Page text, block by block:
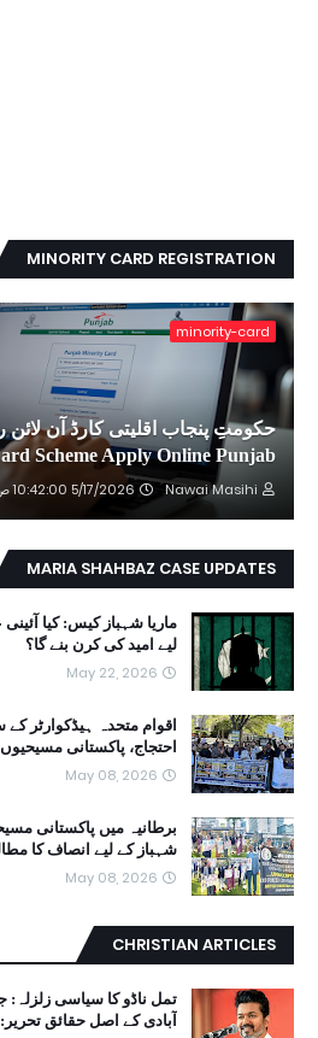
MINORITY CARD REGISTRATION
minority-card
Scheme Apply Online Punjab
Nawai Masihi 5/17/2026 10:42:00 ص
MARIA SHAHBAZ CASE UPDATES
ماریا شہباز کیس: کیا
لیے امید کی کرن بنے گا؟
May 22, 2026
احتجاج، پاکستانی
May 08, 2026
برطانیہ میں پاکستانی
شہباز کے لیے انصاف کا
May 08, 2026
CHRISTIAN ARTICLES
تمل ناڈو کا سیاسی
آبادی کے اصل حقائق